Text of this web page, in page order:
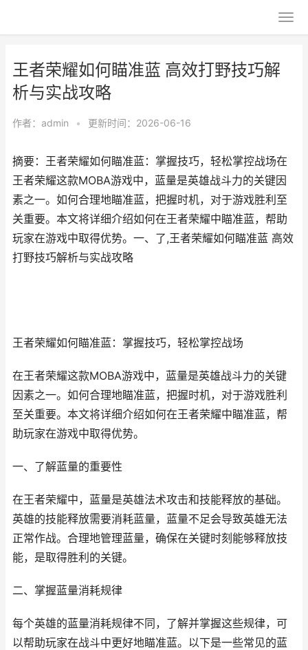
王者荣耀如何瞄准蓝 高效打野技巧解
析与实战攻略
作者： admin • 更新时间：2026-06-16
摘要：王者荣耀如何瞄准蓝：掌握技巧，轻松掌控战场在
王者荣耀这款MOBA游戏中，蓝量是英雄战斗力的关键因
素之一。如何合理地瞄准蓝，把握时机，对于游戏胜利至
关重要。本文将详细介绍如何在王者荣耀中瞄准蓝，帮助
玩家在游戏中取得优势。一、了,王者荣耀如何瞄准蓝 高效
打野技巧解析与实战攻略
王者荣耀如何瞄准蓝：掌握技巧，轻松掌控战场
在王者荣耀这款MOBA游戏中，蓝量是英雄战斗力的关键
因素之一。如何合理地瞄准蓝，把握时机，对于游戏胜利
至关重要。本文将详细介绍如何在王者荣耀中瞄准蓝，帮
助玩家在游戏中取得优势。
一、了解蓝量的重要性
在王者荣耀中，蓝量是英雄法术攻击和技能释放的基础。
英雄的技能释放需要消耗蓝量，蓝量不足会导致英雄无法
正常作战。合理地管理蓝量，确保在关键时刻能够释放技
能，是取得胜利的关键。
二、掌握蓝量消耗规律
每个英雄的蓝量消耗规律不同，了解并掌握这些规律，可
以帮助玩家在战斗中更好地瞄准蓝。以下是一些常见的蓝